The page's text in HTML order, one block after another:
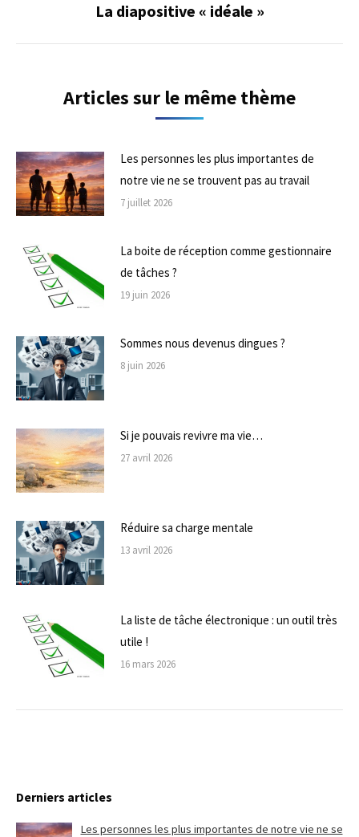
Onglet
La diapositive « idéale »
Articles sur le même thème
Les personnes les plus importantes de
notre vie ne se trouvent pas au travail
7 juillet 2026
La boite de réception comme gestionnaire
de tâches ?
19 juin 2026
Sommes nous devenus dingues ?
8 juin 2026
Si je pouvais revivre ma vie…
27 avril 2026
Réduire sa charge mentale
13 avril 2026
La liste de tâche électronique : un outil très
utile !
16 mars 2026
Derniers articles
Les personnes les plus importantes de notre vie ne se